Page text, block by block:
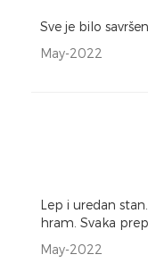
Sve je bilo
May-2022
Lep i uredan
hram. Svaka
May-2022